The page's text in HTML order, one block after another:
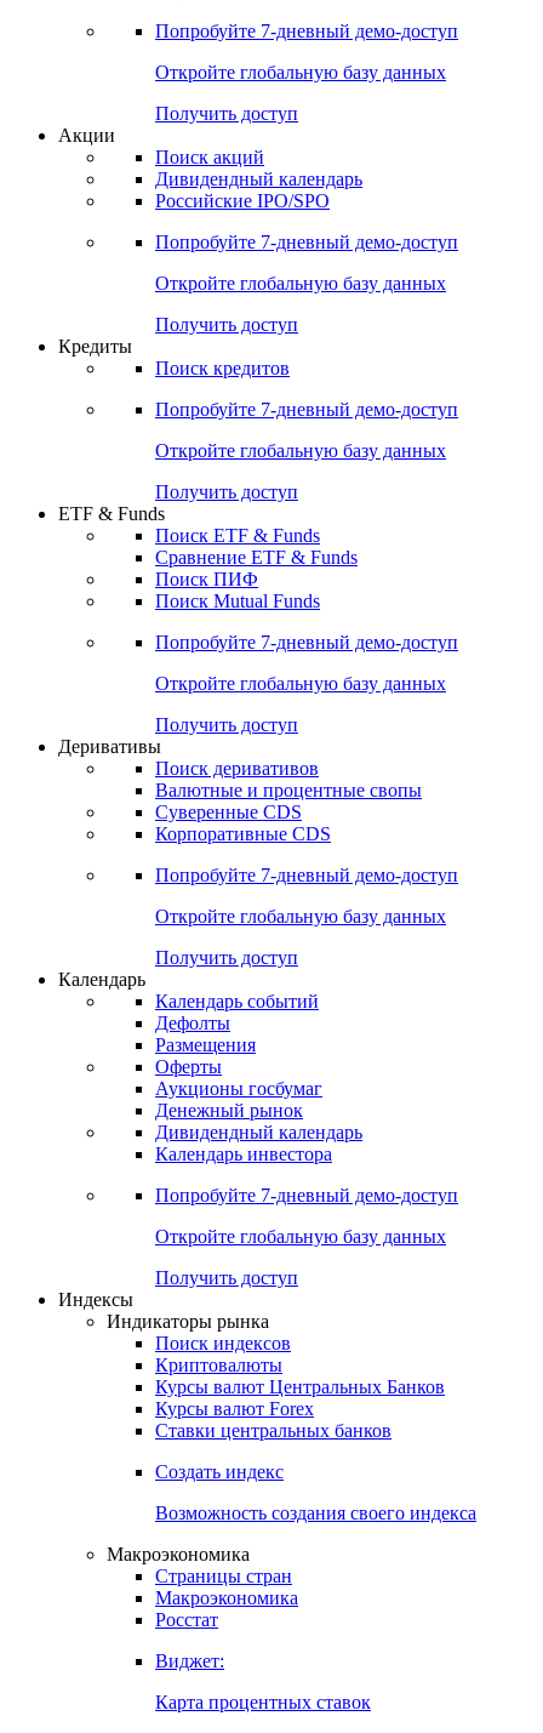
Попробуйте 7-дневный демо-доступ
Откройте глобальную базу данных
Получить доступ
Акции
Поиск акций
Дивидендный календарь
Российские IPO/SPO
Попробуйте 7-дневный демо-доступ
Откройте глобальную базу данных
Получить доступ
Кредиты
Поиск кредитов
Попробуйте 7-дневный демо-доступ
Откройте глобальную базу данных
Получить доступ
ETF & Funds
Поиск ETF & Funds
Сравнение ETF & Funds
Поиск ПИФ
Поиск Mutual Funds
Попробуйте 7-дневный демо-доступ
Откройте глобальную базу данных
Получить доступ
Деривативы
Поиск деривативов
Валютные и процентные свопы
Суверенные CDS
Корпоративные CDS
Попробуйте 7-дневный демо-доступ
Откройте глобальную базу данных
Получить доступ
Календарь
Календарь событий
Дефолты
Размещения
Оферты
Аукционы госбумаг
Денежный рынок
Дивидендный календарь
Календарь инвестора
Попробуйте 7-дневный демо-доступ
Откройте глобальную базу данных
Получить доступ
Индексы
Индикаторы рынка
Поиск индексов
Криптовалюты
Курсы валют Центральных Банков
Курсы валют Forex
Ставки центральных банков
Создать индекс
Возможность создания своего индекса
Макроэкономика
Страницы стран
Макроэкономика
Росстат
Виджет:
Карта процентных ставок